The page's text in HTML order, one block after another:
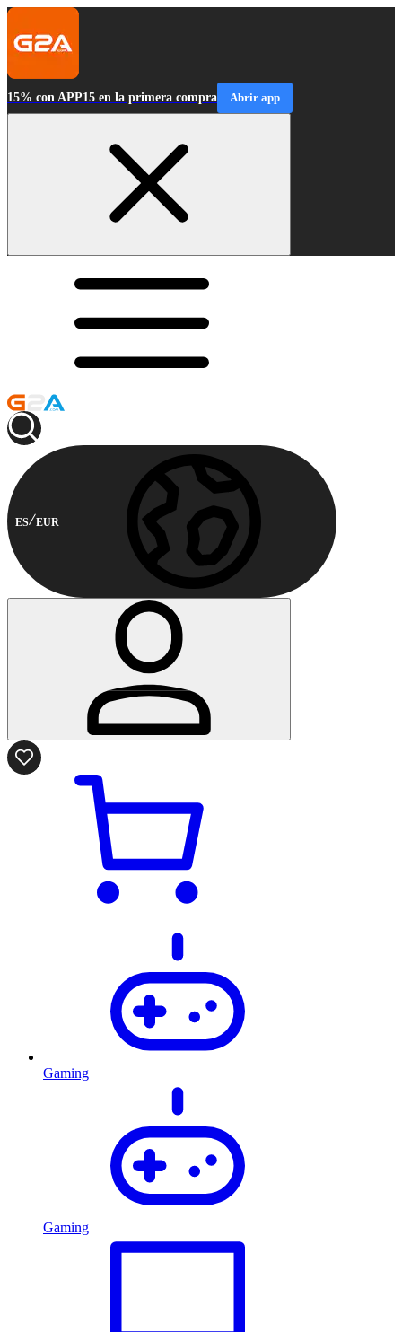
15% con APP15 en la primera compra Abrir app
ES EUR
Gaming
Gaming